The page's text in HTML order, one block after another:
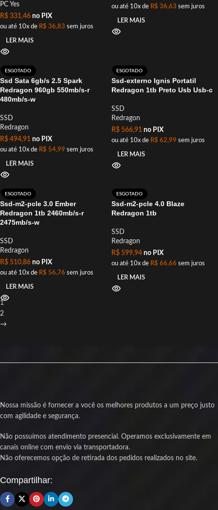
PC Yes
R$ 331,46 no PIX
ou até 10x de R$ 36,83 sem juros
LER MAIS
ou até 10x de R$ 36,63 sem juros
LER MAIS
ESGOTADO
Ssd Sata 6gb/s 2.5 Spark
Redragon 960gb 550mb/s-r
480mb/s-w
SSD
Redragon
R$ 494,91 no PIX
ou até 10x de R$ 54,99 sem juros
LER MAIS
ESGOTADO
Ssd-externo Ignis Portatil
Redragon 1tb Preto Usb Usb-c
SSD
Redragon
R$ 566,91 no PIX
ou até 10x de R$ 62,99 sem juros
LER MAIS
ESGOTADO
Ssd-m2-pcle 3.0 Ember
Redragon 1tb 2460mb/s-r
2475mb/s-w
SSD
Redragon
R$ 510,86 no PIX
ou até 10x de R$ 56,76 sem juros
LER MAIS
ESGOTADO
Ssd-m2-pcle 4.0 Blaze
Redragon 1tb
SSD
Redragon
R$ 599,94 no PIX
ou até 10x de R$ 66,66 sem juros
LER MAIS
1
2
→
Nossa missão é fornecer a você os melhores produtos a um preço justo
com agilidade e segurança.
Não possuímos atendimento presencial. Operamos exclusivamente em
canais online com envio via transportadora.
Não oferecemos opção de retirada dos pedidos realizados no site.
Compartilhar: